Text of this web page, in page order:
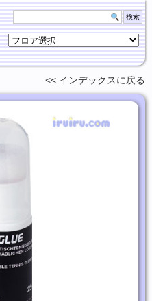
インデックスに 戻る